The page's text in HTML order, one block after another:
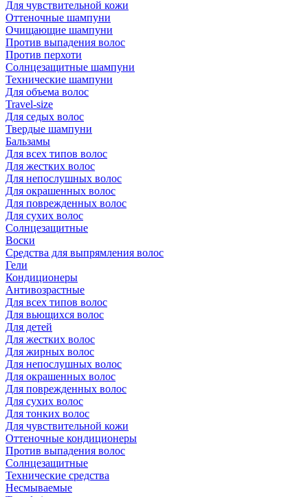
Для чувствительной кожи
Оттеночные шампуни
Очищающие шампуни
Против выпадения волос
Против перхоти
Солнцезащитные шампуни
Технические шампуни
Для объема волос
Travel-size
Для седых волос
Твердые шампуни
Бальзамы
Для всех типов волос
Для жестких волос
Для непослушных волос
Для окрашенных волос
Для поврежденных волос
Для сухих волос
Солнцезащитные
Воски
Средства для выпрямления волос
Гели
Кондиционеры
Антивозрастные
Для всех типов волос
Для вьющихся волос
Для детей
Для жестких волос
Для жирных волос
Для непослушных волос
Для окрашенных волос
Для поврежденных волос
Для сухих волос
Для тонких волос
Для чувствительной кожи
Оттеночные кондиционеры
Против выпадения волос
Солнцезащитные
Технические средства
Несмываемые